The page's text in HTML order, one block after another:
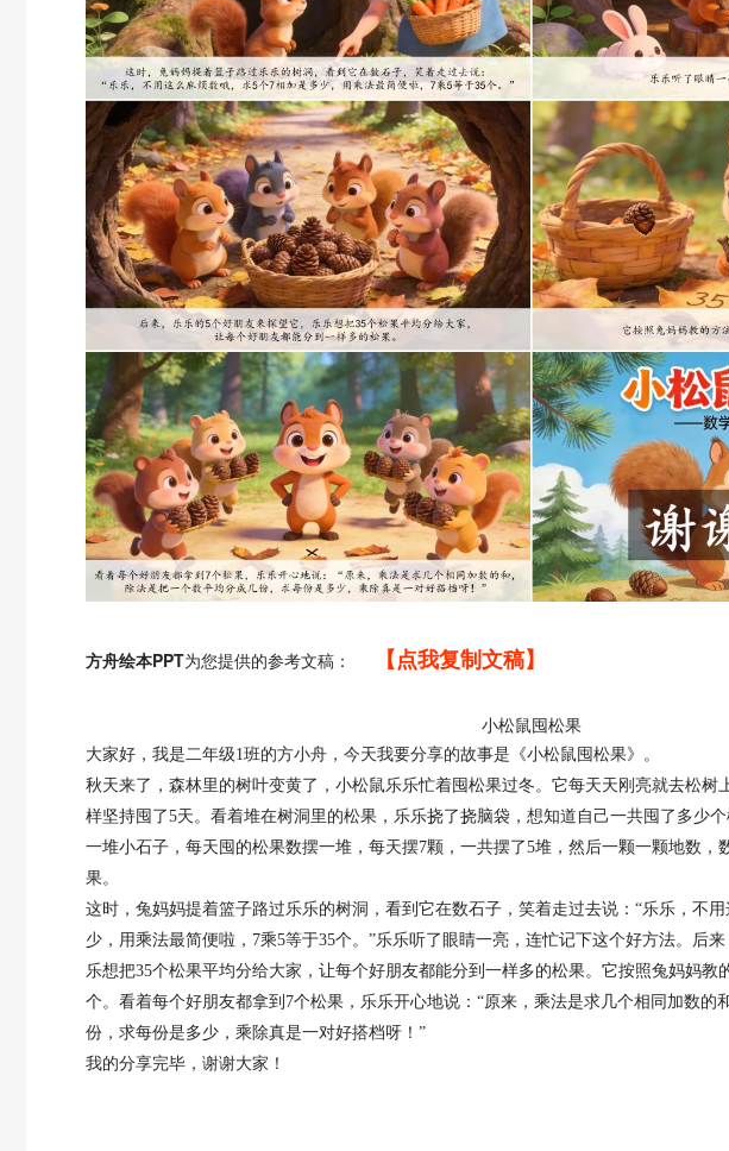
方舟绘本PPT为您提供的参考文稿： 【点我复制文稿】
小松鼠囤松果
大家好，我是二年级1班的方小舟，今天我要分享的故事是《小松鼠囤松果》。
秋天来了，森林里的树叶变黄了，小松鼠乐乐忙着囤松果过冬。它每天天刚亮就去松树
样坚持囤了5天。看着堆在树洞里的松果，乐乐挠了挠脑袋，想知道自己一共囤了多少
一堆小石子，每天囤的松果数摆一堆，每天摆7颗，一共摆了5堆，然后一颗一颗地数，
果。
这时，兔妈妈提着篮子路过乐乐的树洞，看到它在数石子，笑着走过去说： “乐乐，不
少，用乘法最简便啦，7乘5等于35个。”乐乐听了眼睛一亮，连忙记下这个好方法。后
乐想把35个松果平均分给大家，让每个好朋友都能分到一样多的松果。它按照兔妈妈教
个。看着每个好朋友都拿到7个松果，乐乐开心地说：“原来，乘法是求几个相同加数的
份，求每份是多少，乘除真是一对好搭档呀！”
我的分享完毕，谢谢大家！